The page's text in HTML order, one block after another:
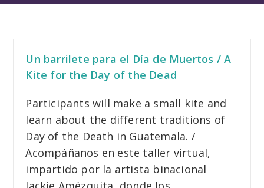
Un barrilete para el Día de Muertos / A
Kite for the Day of the Dead
Participants will make a small kite and
learn about the different traditions of
Day of the Death in Guatemala. /
Acompáñanos en este taller virtual,
impartido por la artista binacional